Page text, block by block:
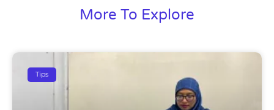
More To Explore
Tips